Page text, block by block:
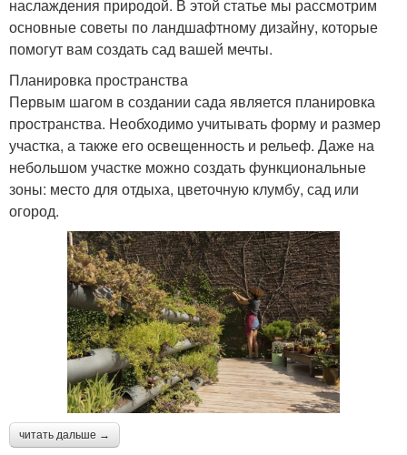
наслаждения природой. В этой статье мы рассмотрим
основные советы по ландшафтному дизайну, которые
помогут вам создать сад вашей мечты.
Планировка пространства
Первым шагом в создании сада является планировка
пространства. Необходимо учитывать форму и размер
участка, а также его освещенность и рельеф. Даже на
небольшом участке можно создать функциональные
зоны: место для отдыха, цветочную клумбу, сад или
огород.
читать дальше →